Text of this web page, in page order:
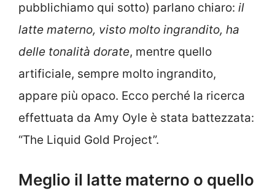
pubblichiamo qui sotto) parlano chiaro: il
latte materno, visto molto ingrandito, ha
delle tonalità dorate, mentre quello
artificiale, sempre molto ingrandito,
appare più opaco. Ecco perché la ricerca
effettuata da Amy Oyle è stata battezzata:
“The Liquid Gold Project”.
Meglio il latte materno o quello